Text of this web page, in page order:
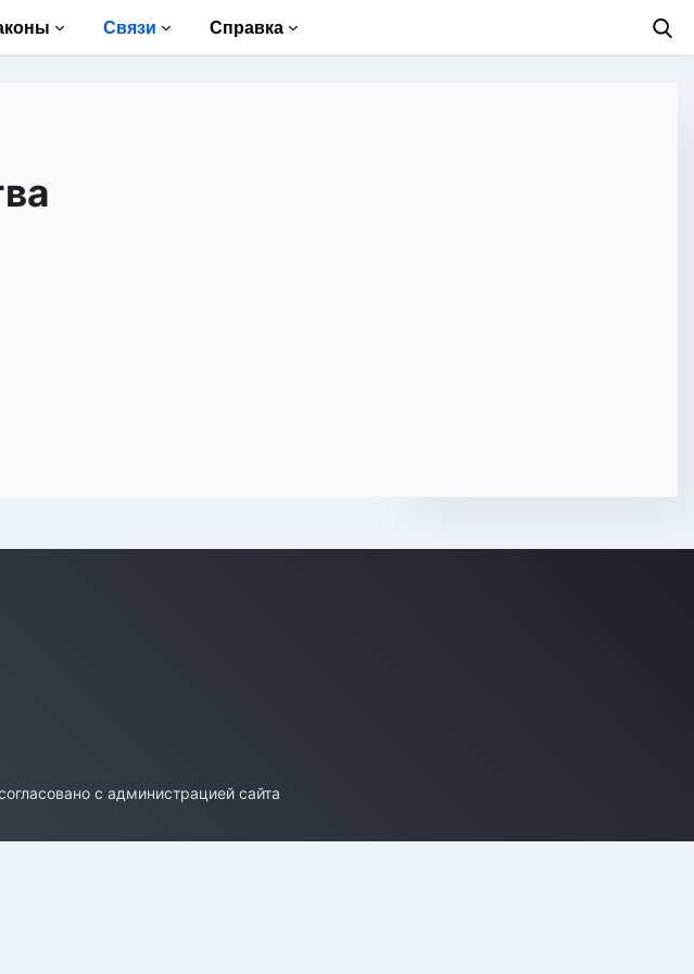
Связи Справка
с администрацией сайта